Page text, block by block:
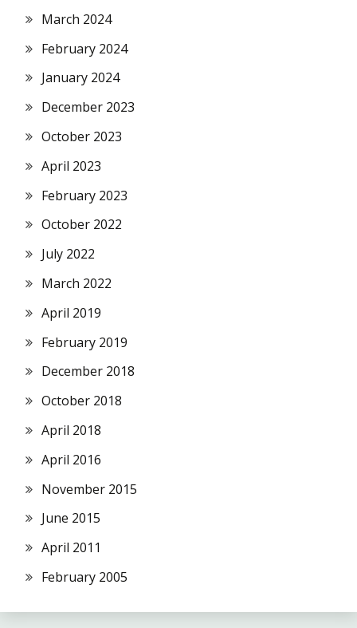
March 2024
February 2024
January 2024
December 2023
October 2023
April 2023
February 2023
October 2022
July 2022
March 2022
April 2019
February 2019
December 2018
October 2018
April 2018
April 2016
November 2015
June 2015
April 2011
February 2005